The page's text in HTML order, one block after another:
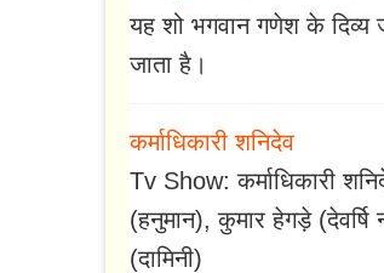
यह शो भगवान गणेश के दिव्य
जाता है।
कर्माधिकारी शनिदेव
Tv Show: कर्माधिकारी
(हनुमान), कुमार हेगड़े (देवर्षि
(दामिनी)